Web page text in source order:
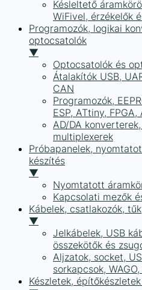
Késleltető
WiFivel, érzékelők
Programozók, logikai
optocsatolók
▼
Optocsatolók és
Átalakítók USB,
CAN
Programozók,
ESP, ATtiny,
AD/DA
multiplexerek
Próbapanelek,
készítés
▼
Nyomtatott
Kapcsolati mezők
Kábelek, csatlakozók,
▼
Jelkábelek, USB
összekötők és
Aljzatok, socket,
sorkapcsok,
Készletek,